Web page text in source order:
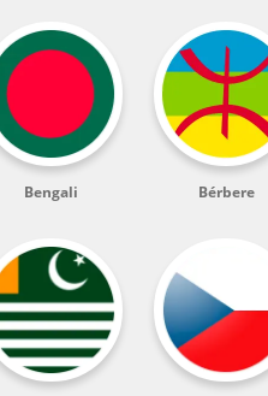
Bengali Bérbere